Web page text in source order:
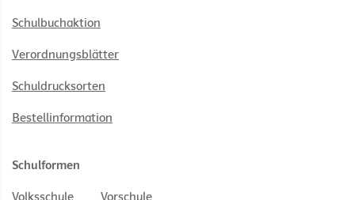
Schulbuchaktion
Verordnungsblätter
Schuldrucksorten
Bestellinformation
Schulformen
Volksschule Vorschule